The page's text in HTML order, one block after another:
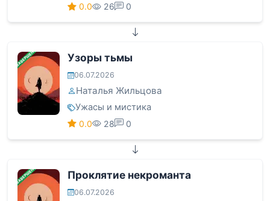
0.0 26 0
ЗАВЕРШЕНА Узоры тьмы
06.07.2026
Наталья Жильцова
Ужасы и мистика
0.0 28 0
ЗАВЕРШЕНА Проклятие некроманта
06.07.2026